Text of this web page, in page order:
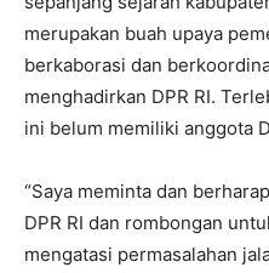
merupakan buah upaya
berkaborasi dan
menghadirkan DPR RI.
ini belum memiliki anggota
“Saya meminta dan
DPR RI dan rombongan
mengatasi permasalahan